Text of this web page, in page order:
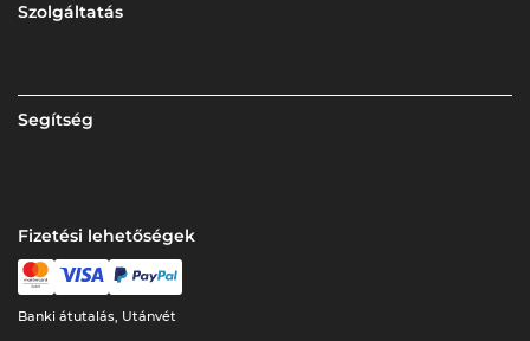
Szolgáltatás
Segítség
Fizetési lehetőségek
Banki átutalás, Utánvét